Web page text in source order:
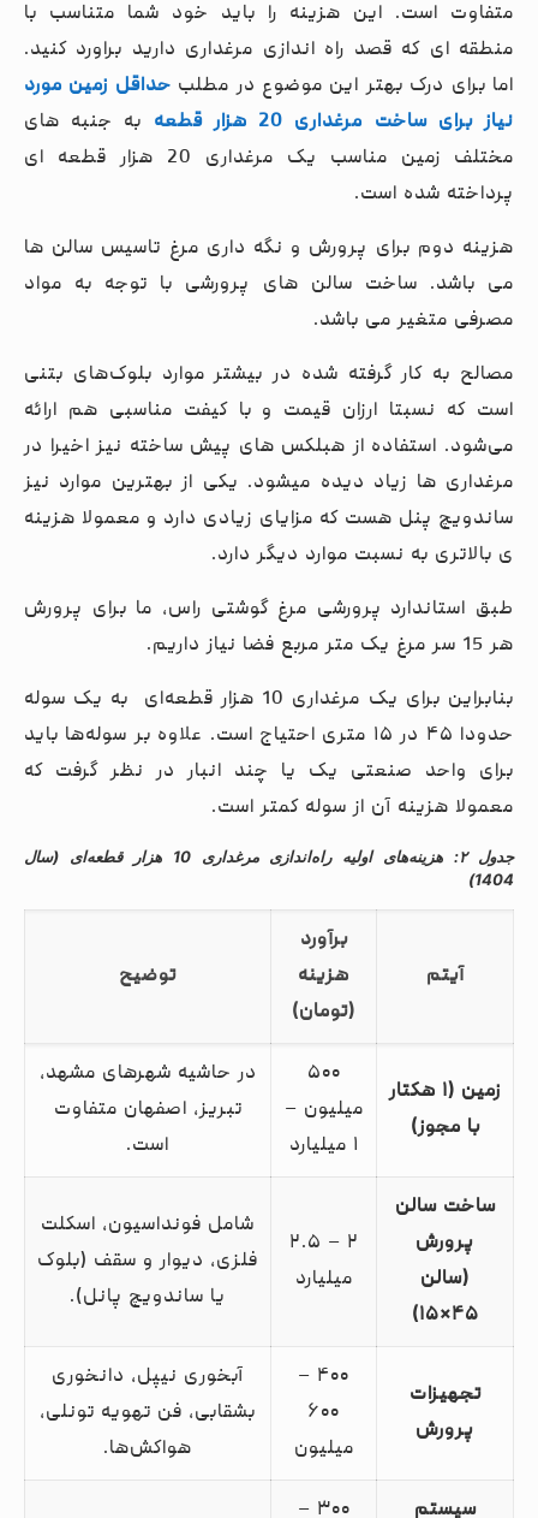
متفاوت است. این هزینه را باید خود شما متناسب با
منطقه ای که قصد راه اندازی مرغداری دارید براورد کنید.
اما برای درک بهتر این موضوع در مطلب حداقل زمین مورد
نیاز برای ساخت مرغداری 20 هزار قطعه
به جنبه های
مختلف زمین مناسب یک مرغداری 20 هزار قطعه ای
پرداخته شده است.
هزینه دوم برای پرورش و نگه داری مرغ تاسیس سالن ها
می باشد. ساخت سالن های پرورشی با توجه به مواد
مصرفی متغیر می باشد.
مصالح به کار گرفته شده در بیشتر موارد بلوک‌های بتنی
است که نسبتا ارزان‌ قیمت و با کیفت مناسبی هم ارائه
می‌شود. استفاده از هبلکس های پیش ساخته نیز اخیرا در
مرغداری ها زیاد دیده میشود. یکی از بهترین موارد نیز
ساندویچ پنل هست که مزایای زیادی دارد و معمولا هزینه
ی بالاتری به نسبت موارد دیگر دارد.
طبق استاندارد پرورشی مرغ گوشتی راس، ما برای پرورش
هر 15 سر مرغ یک متر مربع فضا نیاز داریم.
بنابراین برای یک مرغداری 10 هزار قطعه‌ای به یک سوله
حدودا ۴۵ در ۱۵ متری احتیاج است. علاوه بر سوله‌ها باید
برای واحد صنعتی یک یا چند انبار در نظر گرفت که
معمولا هزینه آن از سوله کمتر است.
جدول ۲: هزینه‌های اولیه راه‌اندازی مرغداری 10 هزار قطعه‌ای (سال
1404)
آیتم
برآورد
هزینه
(تومان)
توضیح
زمین (۱ هکتار
با مجوز)
۵۰۰
میلیون –
۱ میلیارد
در حاشیه شهرهای مشهد،
تبریز، اصفهان متفاوت
است.
ساخت سالن
پرورش
(سالن
۴۵×۱۵)
۲ – ۲.۵
میلیارد
شامل فونداسیون، اسکلت
فلزی، دیوار و سقف (بلوک
یا ساندویچ پانل).
تجهیزات
پرورش
۴۰۰ –
۶۰۰
میلیون
آبخوری نیپل، دانخوری
بشقابی، فن تهویه تونلی،
هواکش‌ها.
سیستم ۳۰۰ –